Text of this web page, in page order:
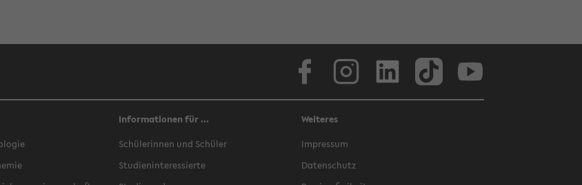
Informationen für ...
Schülerinnen und Schüler
Studieninteressierte
Weiteres
Impressum
Datenschutz